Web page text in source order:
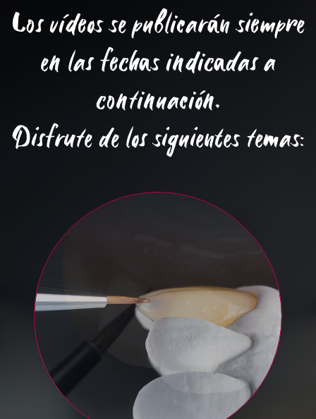
Los vídeos se publicarán siempre
en las fechas indicadas a
continuación.
Disfrute de los siguientes temas: